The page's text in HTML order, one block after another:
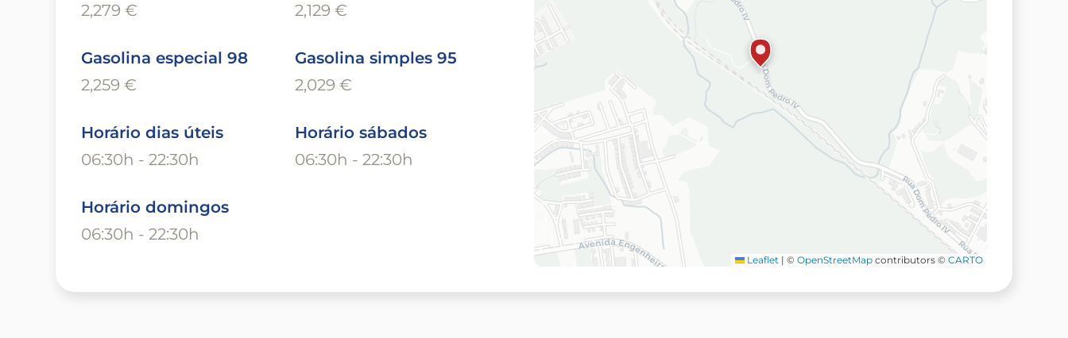
2,279 €
2,129 €
Gasolina especial 98
2,259 €
Gasolina simples 95
2,029 €
Horário dias úteis
06:30h - 22:30h
Horário sábados
06:30h - 22:30h
Horário domingos
06:30h - 22:30h
Leaflet | © OpenStreetMap contributors © CARTO